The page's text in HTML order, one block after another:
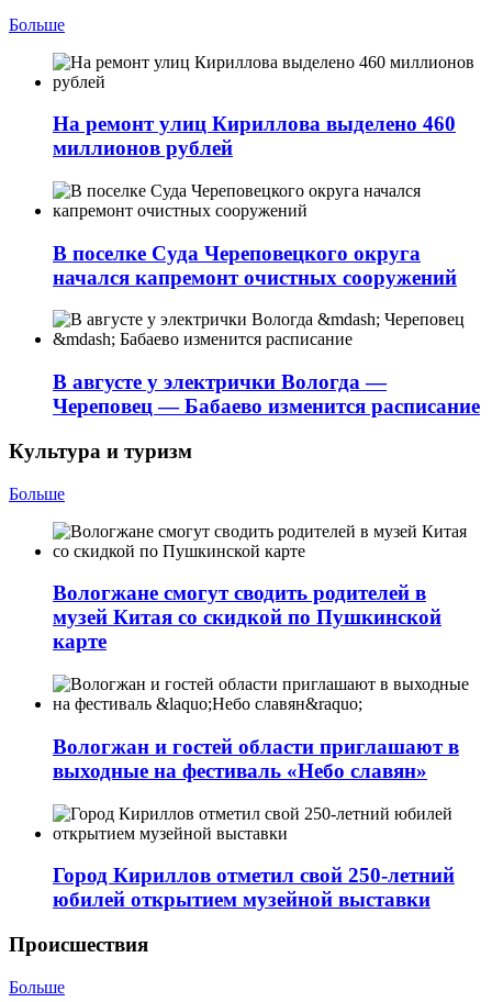
Больше
На ремонт улиц Кириллова выделено 460
миллионов рублей
В поселке Суда Череповецкого округа
начался капремонт очистных сооружений
В августе у электрички Вологда —
Череповец — Бабаево изменится расписание
Культура и туризм
Больше
Вологжане смогут сводить родителей в
музей Китая со скидкой по Пушкинской
карте
Вологжан и гостей области приглашают в
выходные на фестиваль «Небо славян»
Город Кириллов отметил свой 250-летний
юбилей открытием музейной выставки
Происшествия
Больше